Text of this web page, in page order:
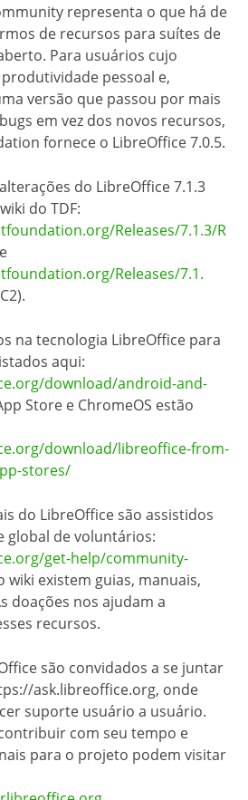
representa o que há de
de recursos para suítes de
Para usuários cujo
pessoal e,
versão que passou por mais
em vez dos novos recursos,
fornece o LibreOffice 7.0.5.
do LibreOffice 7.1.3
do TDF:
Releases/7.1.3/R
Releases/7.1.
na tecnologia LibreOffice para
aqui:
download/android-and-
Store e ChromeOS estão
download/libreoffice-from-
stores/
do LibreOffice são assistidos
global de voluntários:
get-help/community-
wiki existem guias, manuais,
doações nos ajudam a
recursos.
são convidados a se juntar
ask.libreoffice.org, onde
suporte usuário a usuário.
com seu tempo e
para o projeto podem visitar